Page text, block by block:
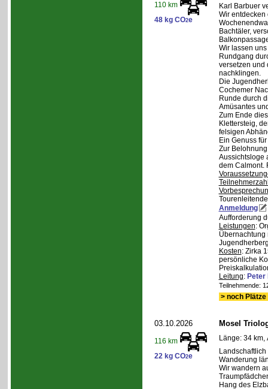
110 km
48 kg CO2e
Karl Barbuer
Wir
Bachtäler,
Wir lassen
Rundgang
versetzen und
nachklingen.
Die
Cochemer
Runde durch
Amüsantes
Zum Ende
Klettersteig,
felsigen
Ein Genuss
Zur
Aussichtsloge
dem Calmont.
Anmeldung
Aufforderung
Leistungen:
Übernachtung
Kosten: Zirka
persönliche
Leitung: Peter
Teilnehmende:
> noch
03.10.2026
116 km
22 kg CO2e
Mosel
Länge: 34 km,
Wanderung
Wir wandern
Hang des